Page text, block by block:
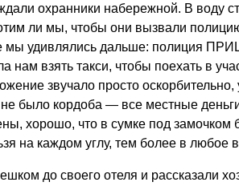
охранники набережной. В воду
ли мы, чтобы они вызвали
удивлялись дальше: полиция
нам взять такси, чтобы поехать в
звучало просто
было кордоба — все местные
хорошо, что в сумке под
на каждом углу, тем более в любое
до своего отеля и рассказали